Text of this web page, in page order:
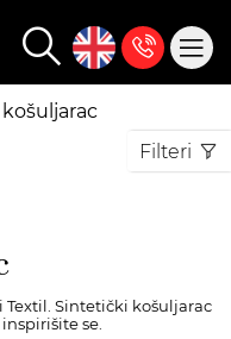
Filteri
Sintetički košuljarac
se.